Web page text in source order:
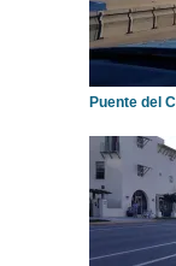
Puente del